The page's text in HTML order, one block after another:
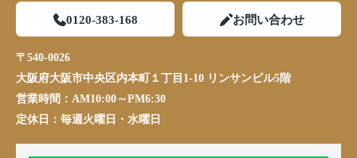
0120-383-168 お問い合わせ
〒540-0026
大阪府大阪市中央区内本町１丁目1-10 リンサンビル5階
営業時間： AM10:00～PM6:30
定休日： 毎週火曜日・水曜日